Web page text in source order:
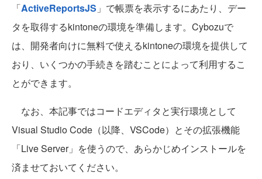
「ActiveReportsJS 」で帳票を表示するにあたり、デー
タを取得するkintoneの環境を準備します。Cybozuで
は、開発者向けに無料で使えるkintoneの環境を提供して
おり、いくつかの手続きを踏むことによって利用するこ
とができます。
なお、本記事ではコードエディタと実行環境として
Visual Studio Code（以降、VSCode）とその拡張機能
「Live Server」を使うので、あらかじめインストールを
済ませておいてください。